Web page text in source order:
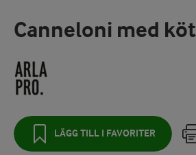
Canneloni med
LÄGG TILL I FAVORITER